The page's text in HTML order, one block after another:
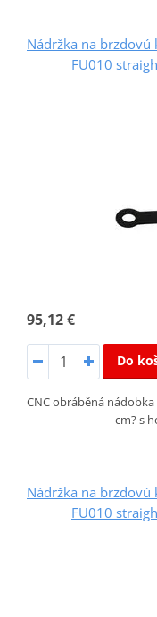
Nádržka na brzdovú
FU010
95,12 €
Do
CNC obráběná
cm? s
Nádržka na brzdovú
FU010